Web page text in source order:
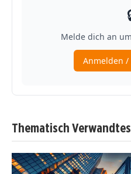
Thematisch Verwandtes